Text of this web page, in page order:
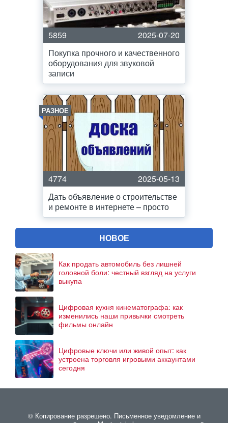
5859
2025-07-20
Покупка прочного и качественного
оборудования для звуковой
записи
РАЗНОЕ
4774
2025-05-13
Дать объявление о строительстве
и ремонте в интернете – просто
НОВОЕ
Как продать автомобиль без лишней
головной боли: честный взгляд на услуги
выкупа
Цифровая кухня кинематографа: как
изменились наши привычки смотреть
фильмы онлайн
Цифровые ключи или живой опыт: как
устроена торговля игровыми аккаунтами
сегодня
© Копирование разрешено. Письменное уведомление и